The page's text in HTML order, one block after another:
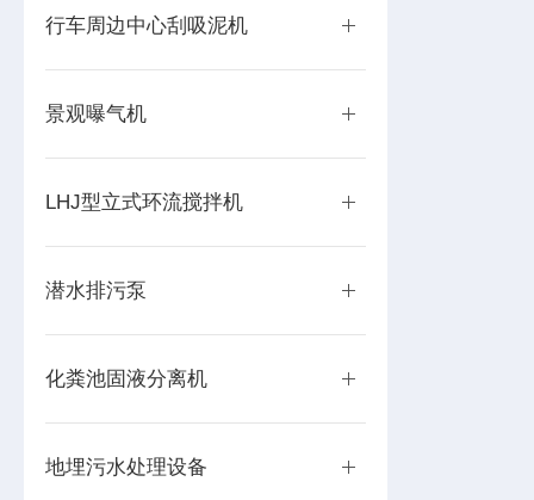
行车周边中心刮吸泥机
景观曝气机
LHJ型立式环流搅拌机
潜水排污泵
化粪池固液分离机
地埋污水处理设备